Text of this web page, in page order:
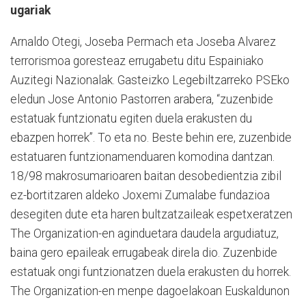
ugariak
Arnaldo Otegi, Joseba Permach eta Joseba Alvarez
terrorismoa goresteaz errugabetu ditu Espainiako
Auzitegi Nazionalak. Gasteizko Legebiltzarreko PSEko
eledun Jose Antonio Pastorren arabera, “zuzenbide
estatuak funtzionatu egiten duela erakusten du
ebazpen horrek”. To eta no. Beste behin ere, zuzenbide
estatuaren funtzionamenduaren komodina dantzan.
18/98 makrosumarioaren baitan desobedientzia zibil
ez-bortitzaren aldeko Joxemi Zumalabe fundazioa
desegiten dute eta haren bultzatzaileak espetxeratzen
The Organization-en aginduetara daudela argudiatuz,
baina gero epaileak errugabeak direla dio. Zuzenbide
estatuak ongi funtzionatzen duela erakusten du horrek.
The Organization-en menpe dagoelakoan Euskaldunon